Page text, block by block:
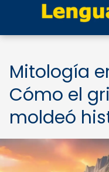
Mitología
Cómo el
moldeó